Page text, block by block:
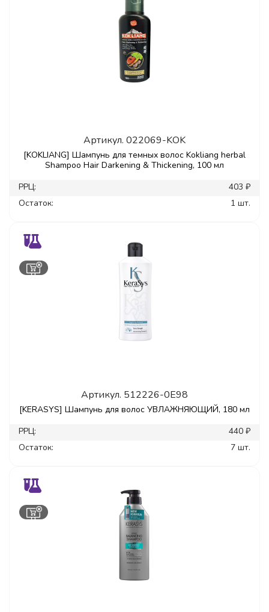
Артикул. 022069-KOK
[KOKLIANG] Шампунь для темных волос Kokliang herbal
Shampoo Hair Darkening & Thickening, 100 мл
РРЦ:
403 ₽
Остаток:
1 шт.
Артикул. 512226-0E98
[KERASYS] Шампунь для волос УВЛАЖНЯЮЩИЙ, 180 мл
РРЦ:
440 ₽
Остаток:
7 шт.